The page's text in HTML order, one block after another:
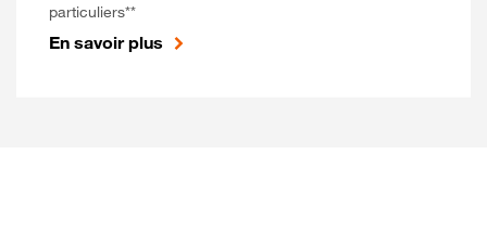
particuliers**
En savoir plus